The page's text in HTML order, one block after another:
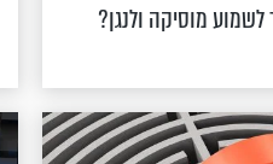
מוסיקה ולנגן?